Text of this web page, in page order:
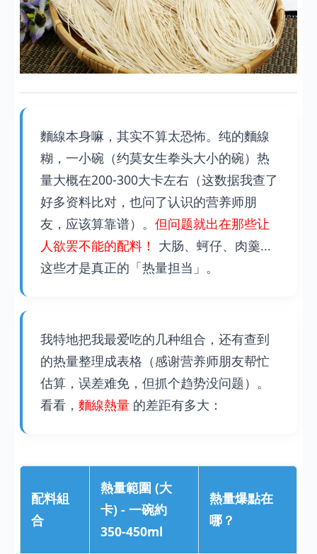
麵線本身嘛，其实不算太恐怖。纯的麵線
糊，一小碗（约莫女生拳头大小的碗）热
量大概在200-300大卡左右（这数据我查了
好多资料比对，也问了认识的营养师朋
友，应该算靠谱）。 但问题就出在那些让
人欲罢不能的配料！ 大肠、蚵仔、肉羹...
这些才是真正的「热量担当」。
我特地把我最爱吃的几种组合，还有查到
的热量整理成表格（感谢营养师朋友帮忙
估算，误差难免，但抓个趋势没问题）。
看看， 麵線熱量 的差距有多大：
配料組
合
熱量範圍 (大
卡) - 一碗約
350-450ml
熱量爆點在
哪？